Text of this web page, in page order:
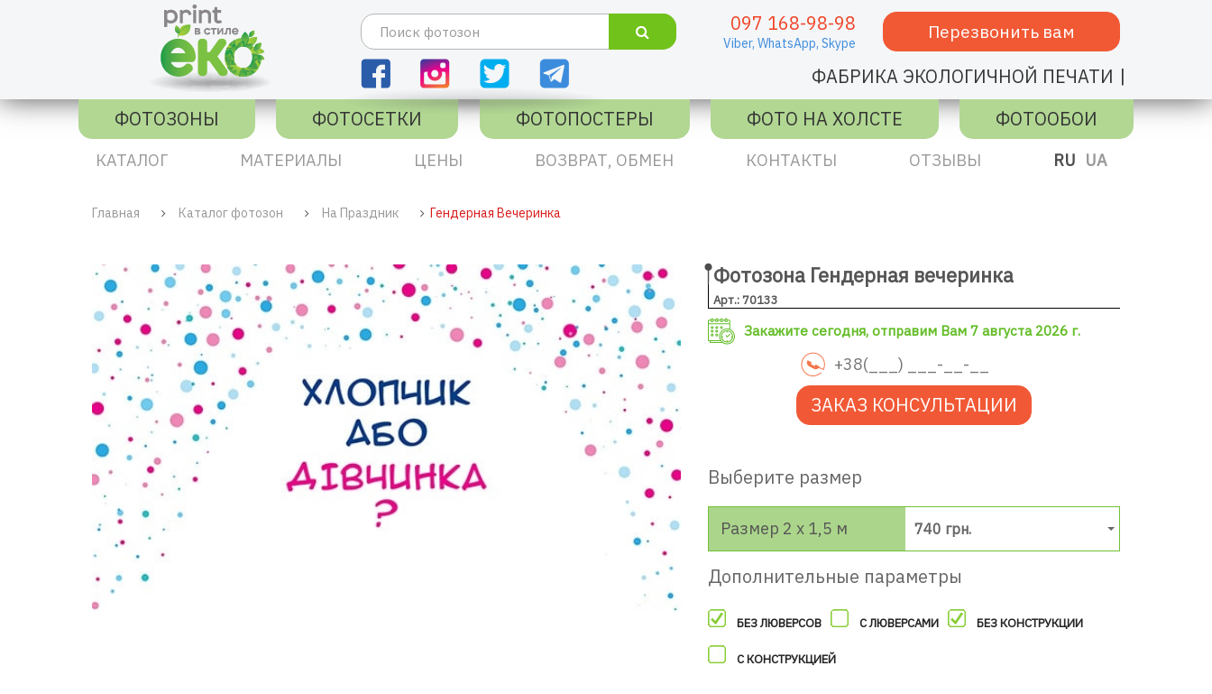
097 168-98-98
Viber, WhatsApp, Skype
Перезвонить вам
ФАБРИКА ЭКОЛОГИЧНОЙ ПЕЧАТИ |
ФОТОЗОНЫ
ФОТОСЕТКИ ФОТОПОСТЕРЫ ФОТО НА ХОЛСТЕ ФОТООБОИ
КАТАЛОГ МАТЕРИАЛЫ ЦЕНЫ ВОЗВРАТ, ОБМЕН КОНТАКТЫ ОТЗЫВЫ RU UA
Главная Каталог фотозон На Праздник Гендерная Вечеринка
Фотозона Гендерная вечеринка
Арт.: 70133
Закажите сегодня, отправим Вам 7 августа 2026 г.
ЗАКАЗ КОНСУЛЬТАЦИИ
Выберите размер
Размер 2 х 1,5 м 740 грн.
Дополнительные параметры
БЕЗ ЛЮВЕРСОВ С ЛЮВЕРСАМИ БЕЗ КОНСТРУКЦИИ
С КОНСТРУКЦИЕЙ